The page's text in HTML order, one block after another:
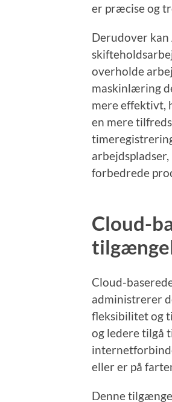
er præcise og
Derudover kan
overholde
maskinlæring
mere effektivt,
en mere
forbedrede
Cloud-
Cloud-
administrerer
fleksibilitet og
og ledere tilgå
eller er på
Denne